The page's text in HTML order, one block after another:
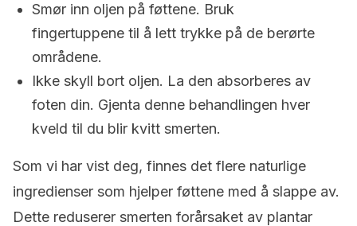
Smør inn oljen på føttene. Bruk
fingertuppene til å lett trykke på de berørte
områdene.
Ikke skyll bort oljen. La den absorberes av
foten din. Gjenta denne behandlingen hver
kveld til du blir kvitt smerten.
Som vi har vist deg, finnes det flere naturlige
ingredienser som hjelper føttene med å slappe av.
Dette reduserer smerten forårsaket av plantar